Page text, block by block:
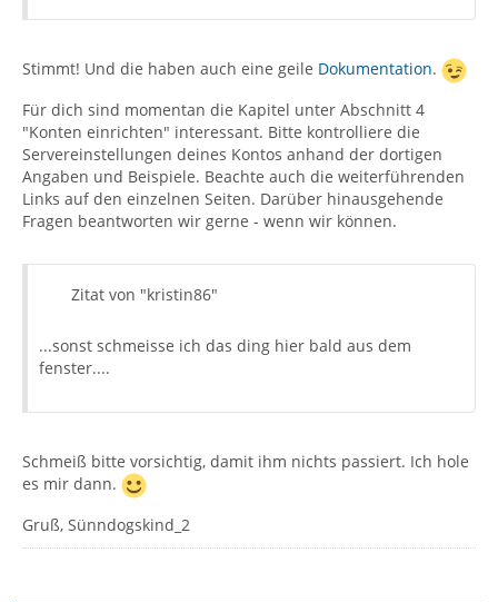
Stimmt! Und die haben auch eine geile Dokumentation.
Für dich sind momentan die Kapitel unter Abschnitt 4
"Konten einrichten" interessant. Bitte kontrolliere die
Servereinstellungen deines Kontos anhand der dortigen
Angaben und Beispiele. Beachte auch die weiterführenden
Links auf den einzelnen Seiten. Darüber hinausgehende
Fragen beantworten wir gerne - wenn wir können.
Zitat von "kristin86"
...sonst schmeisse ich das ding hier bald aus dem
fenster....
Schmeiß bitte vorsichtig, damit ihm nichts passiert. Ich hole
es mir dann.
Gruß, Sünndogskind_2